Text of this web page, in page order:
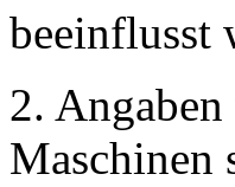
beeinflusst
2.
Maschinen